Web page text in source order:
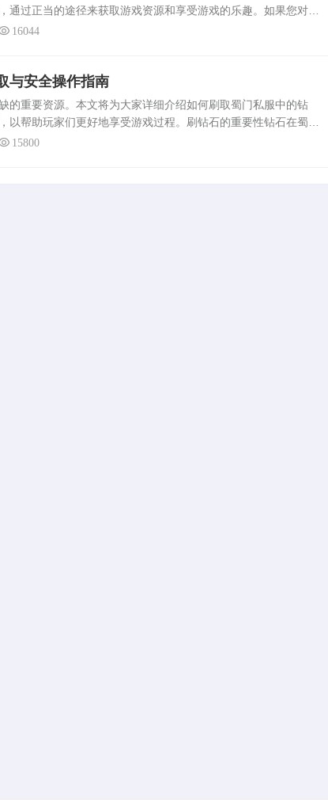
通过正当的途径来获取游戏资源和享受游戏的乐趣。如果您对游
的官方支持或社区论坛以获取更准确的帮助和指导。请注意，任
16044
与安全操作指南
重要资源。本文将为大家详细介绍如何刷取蜀门私服中的钻
以帮助玩家们更好地享受游戏过程。刷钻石的重要性钻石在蜀门
稀有道具、提升角色能力等。掌握刷钻石的方法对于玩家来说至
15800